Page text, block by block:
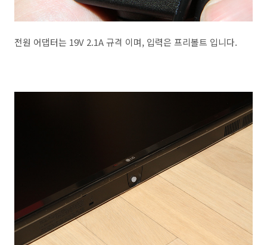
전원 어댑터는 19V 2.1A 규격 이며, 입력은 프리볼트 입니다.